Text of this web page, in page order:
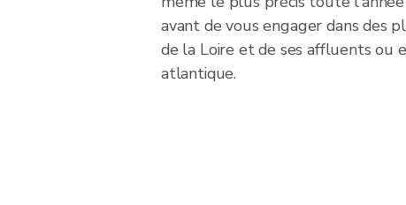
avant de vous engager dans des
de la Loire et de ses affluents ou
atlantique.